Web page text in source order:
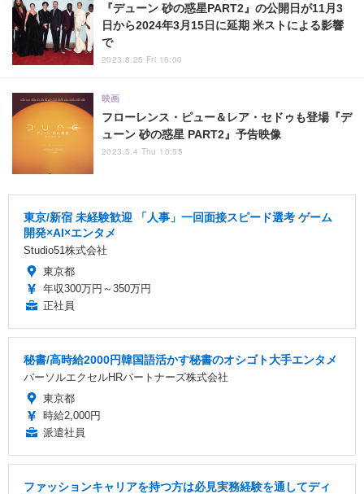
『デューン 砂の惑星PART2』の公開日が11月3
日から2024年3月15日に延期 米ストによる影響
で
2023.8.25 Fri 16:00
フローレンス・ピュー＆レア・セドゥも登場『デ
ューン 砂の惑星 PART2』予告映像
映画
2023.5.4 Thu 10:55
東京/新宿 未経験歓迎 「人事」一回面接スピード選考 ゲーム
開発×AI×エンタメ
Studio51株式会社
東京都
年収300万円～350万円
正社員
秘書/高時給2000円韓国語活かす秘書のオシゴト大手エンタメ
パーソルエクセルHRパートナーズ株式会社
東京都
時給2,000円
派遣社員
ファッションキャリアを持つ方は必見実務経験を通してディ